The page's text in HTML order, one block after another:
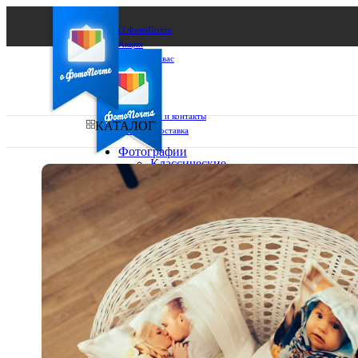
О ФотоПочте
Акции
Сделаем за вас
Бизнесу
FAQ
Франшиза
Поддержка и контакты
Оплата и доставка
Ваш город:
Ваш регион доставки
Выберите из списка:
КАТАЛОГ
Фотографии
Классические
фото
10х10
10х15
13х18
15х15
15х20
20х20
20х30
30х40
А4
Фото
в